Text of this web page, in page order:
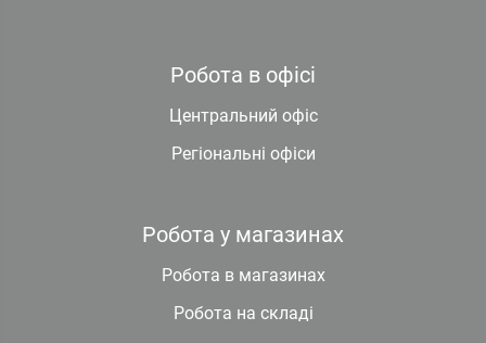
Робота в офісі
Центральний офіс
Регіональні офіси
Робота у магазинах
Робота в магазинах
Робота на складі